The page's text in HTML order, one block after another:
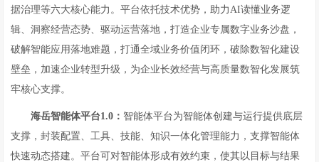
据治理等六大核心能力。平台依托技术优势，助力AI读懂业务逻
辑、洞察经营态势、驱动运营落地，打造企业专属数字业务沙盘，
破解智能应用落地难题，打通全域业务价值闭环，破除数智化建设
壁垒，加速企业转型升级，为企业长效经营与高质量数智化发展筑
牢核心支撑。
海岳智能体平台1.0： 智能体平台为智能体创建与运行提供底层
支撑，封装配置、工具、技能、知识一体化管理能力，支撑智能体
快速动态搭建。平台可对智能体形成有效约束，使其以目标与结果